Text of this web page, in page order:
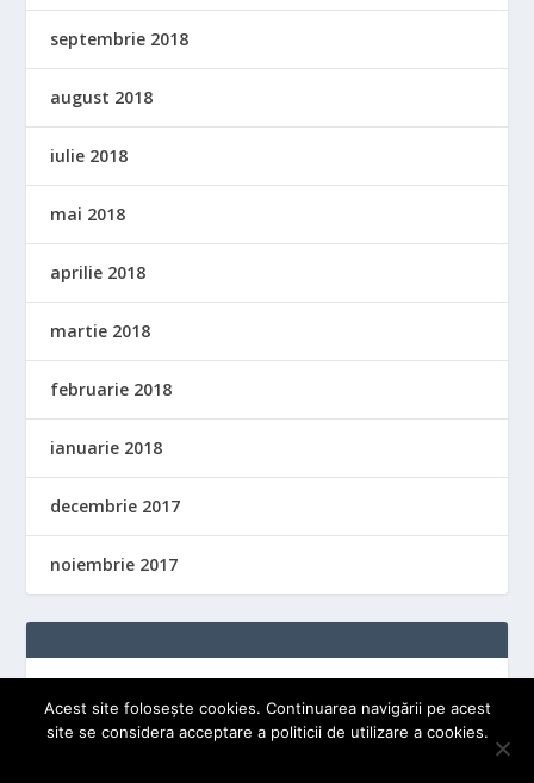
septembrie 2018
august 2018
iulie 2018
mai 2018
aprilie 2018
martie 2018
februarie 2018
ianuarie 2018
decembrie 2017
noiembrie 2017
Acest site folosește cookies. Continuarea navigării pe acest
site se considera acceptare a politicii de utilizare a cookies.